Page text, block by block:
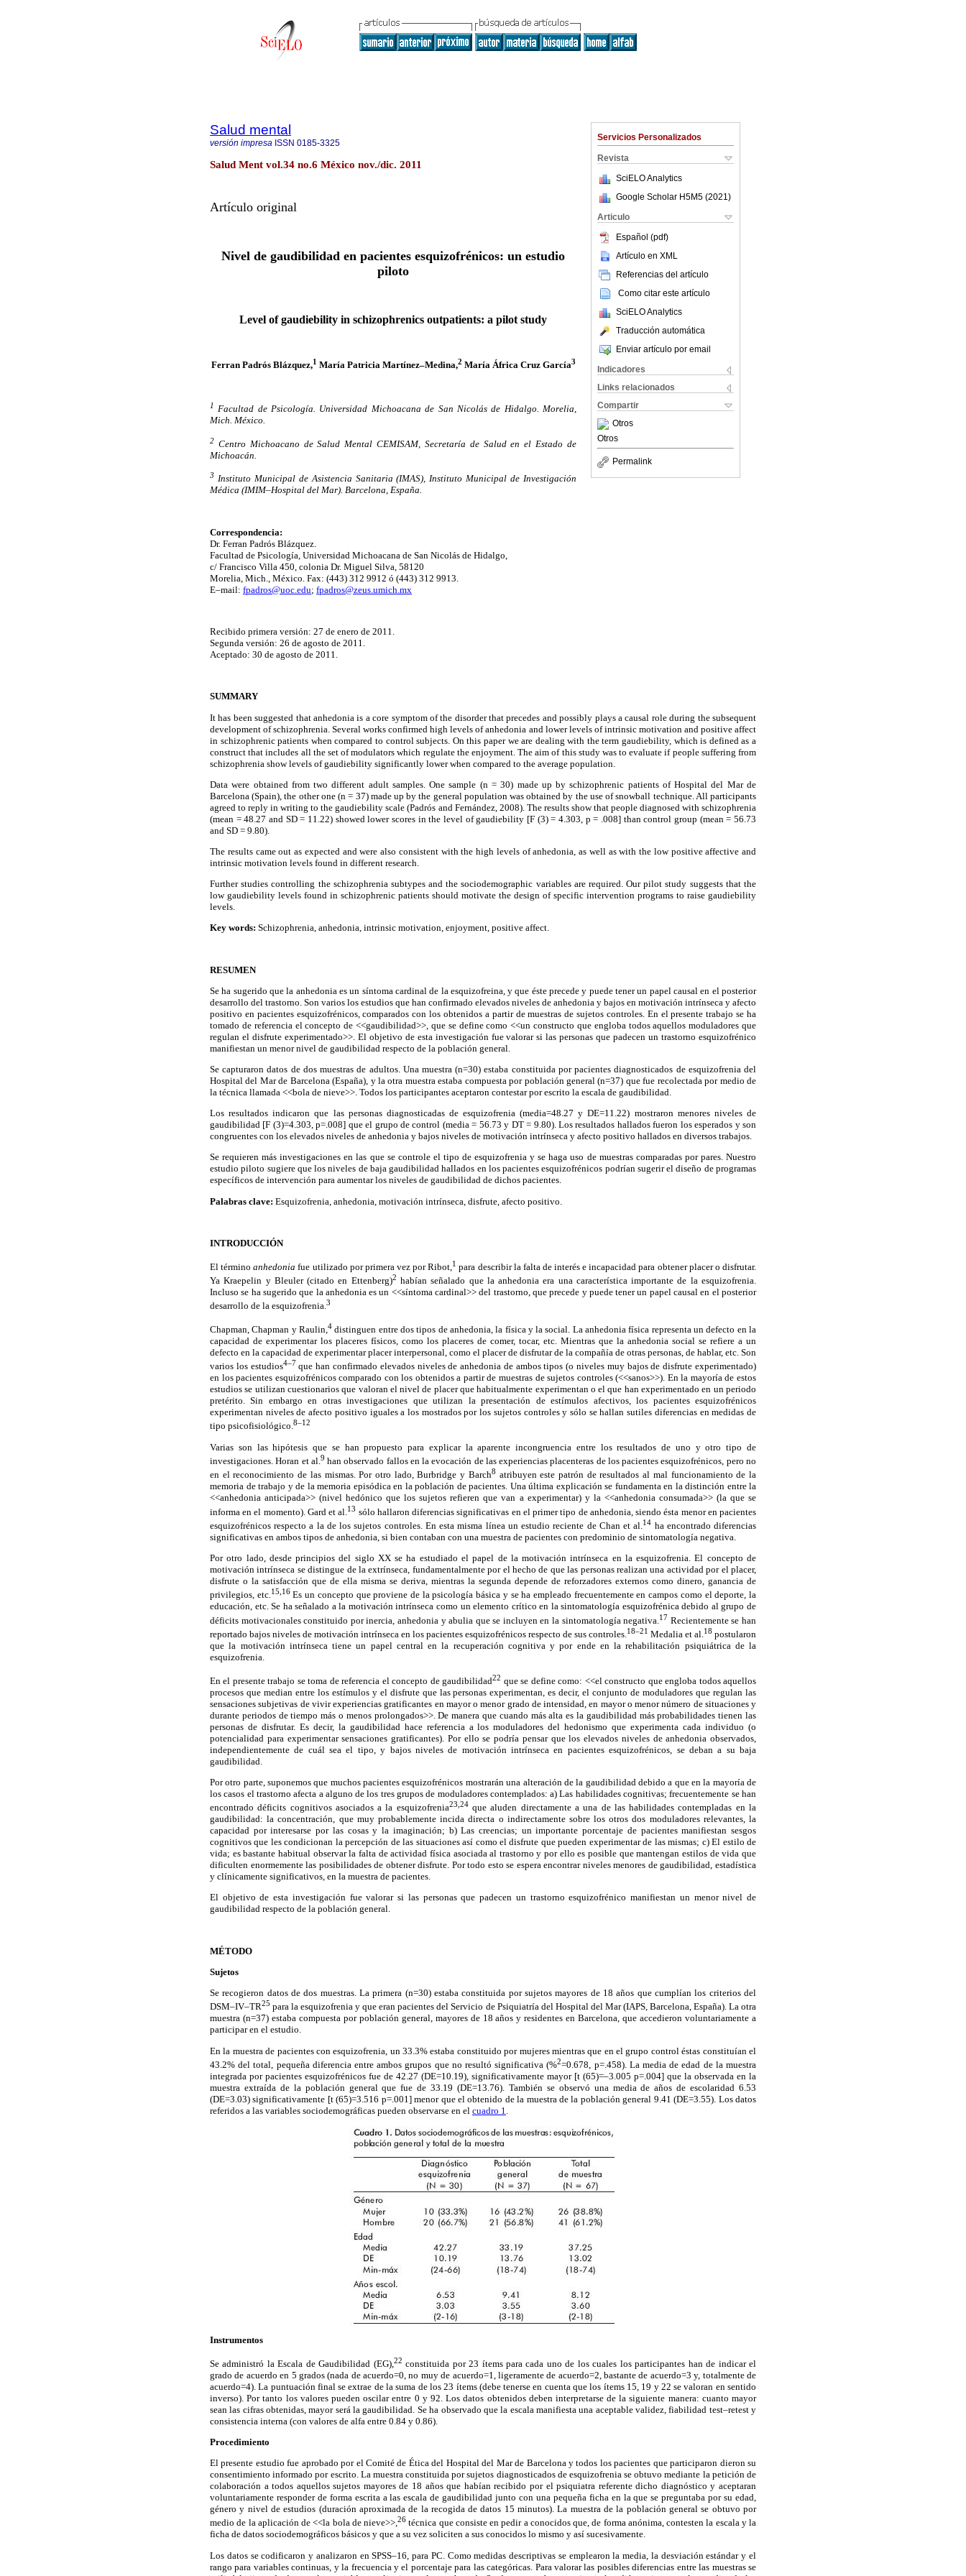
Servicios Personalizados
Revista
SciELO Analytics
Google Scholar H5M5 (2021 )
Articulo
Español (pdf)
Artículo en XML
Referencias del artículo
Como citar este artículo
SciELO Analytics
Traducción automática
Enviar artículo por email
Indicadores
Links relacionados
Compartir
Otros
Otros
Permalink
Salud mental
versión impresa ISSN 0185-3325
Salud Ment vol.34 no.6 México nov./dic. 2011
Artículo original
Nivel de gaudibilidad en pacientes esquizofrénicos: un estudio
piloto
Level of gaudiebility in schizophrenics outpatients: a pilot study
Ferran Padrós Blázquez,1 María Patricia Martínez–Medina,2 María África Cruz García3
1 Facultad de Psicología. Universidad Michoacana de San Nicolás de Hidalgo. Morelia,
Mich. México.
2 Centro Michoacano de Salud Mental CEMISAM, Secretaría de Salud en el Estado de
Michoacán.
3 Instituto Municipal de Asistencia Sanitaria (IMAS), Instituto Municipal de Investigación
Médica (IMIM–Hospital del Mar). Barcelona, España.
Correspondencia:
Dr. Ferran Padrós Blázquez.
Facultad de Psicología, Universidad Michoacana de San Nicolás de Hidalgo,
c/ Francisco Villa 450, colonia Dr. Miguel Silva, 58120
Morelia, Mich., México. Fax: (443) 312 9912 ó (443) 312 9913.
E–mail: fpadros@uoc.edu; fpadros@zeus.umich.mx
Recibido primera versión: 27 de enero de 2011.
Segunda versión: 26 de agosto de 2011.
Aceptado: 30 de agosto de 2011.
SUMMARY
It has been suggested that anhedonia is a core symptom of the disorder that precedes and possibly plays a causal role during the subsequent
development of schizophrenia. Several works confirmed high levels of anhedonia and lower levels of intrinsic motivation and positive affect
in schizophrenic patients when compared to control subjects. On this paper we are dealing with the term gaudiebility, which is defined as a
construct that includes all the set of modulators which regulate the enjoyment. The aim of this study was to evaluate if people suffering from
schizophrenia show levels of gaudiebility significantly lower when compared to the average population.
Data were obtained from two different adult samples. One sample (n = 30) made up by schizophrenic patients of Hospital del Mar de
Barcelona (Spain), the other one (n = 37) made up by the general population was obtained by the use of snowball technique. All participants
agreed to reply in writing to the gaudiebility scale (Padrós and Fernández, 2008). The results show that people diagnosed with schizophrenia
(mean = 48.27 and SD = 11.22) showed lower scores in the level of gaudiebility [F (3) = 4.303, p = .008] than control group (mean = 56.73
and SD = 9.80).
The results came out as expected and were also consistent with the high levels of anhedonia, as well as with the low positive affective and
intrinsic motivation levels found in different research.
Further studies controlling the schizophrenia subtypes and the sociodemographic variables are required. Our pilot study suggests that the
low gaudiebility levels found in schizophrenic patients should motivate the design of specific intervention programs to raise gaudiebility
levels.
Key words: Schizophrenia, anhedonia, intrinsic motivation, enjoyment, positive affect.
RESUMEN
Se ha sugerido que la anhedonia es un síntoma cardinal de la esquizofreina, y que éste precede y puede tener un papel causal en el posterior
desarrollo del trastorno. Son varios los estudios que han confirmado elevados niveles de anhedonia y bajos en motivación intrínseca y afecto
positivo en pacientes esquizofrénicos, comparados con los obtenidos a partir de muestras de sujetos controles. En el presente trabajo se ha
tomado de referencia el concepto de <<gaudibilidad>>, que se define como <<un constructo que engloba todos aquellos moduladores que
regulan el disfrute experimentado>>. El objetivo de esta investigación fue valorar si las personas que padecen un trastorno esquizofrénico
manifiestan un menor nivel de gaudibilidad respecto de la población general.
Se capturaron datos de dos muestras de adultos. Una muestra (n=30) estaba constituida por pacientes diagnosticados de esquizofrenia del
Hospital del Mar de Barcelona (España), y la otra muestra estaba compuesta por población general (n=37) que fue recolectada por medio de
la técnica llamada <<bola de nieve>>. Todos los participantes aceptaron contestar por escrito la escala de gaudibilidad.
Los resultados indicaron que las personas diagnosticadas de esquizofrenia (media=48.27 y DE=11.22) mostraron menores niveles de
gaudibilidad [F (3)=4.303, p=.008] que el grupo de control (media = 56.73 y DT = 9.80). Los resultados hallados fueron los esperados y son
congruentes con los elevados niveles de anhedonia y bajos niveles de motivación intrínseca y afecto positivo hallados en diversos trabajos.
Se requieren más investigaciones en las que se controle el tipo de esquizofrenia y se haga uso de muestras comparadas por pares. Nuestro
estudio piloto sugiere que los niveles de baja gaudibilidad hallados en los pacientes esquizofrénicos podrían sugerir el diseño de programas
específicos de intervención para aumentar los niveles de gaudibilidad de dichos pacientes.
Palabras clave: Esquizofrenia, anhedonia, motivación intrínseca, disfrute, afecto positivo.
INTRODUCCIÓN
El términoanhedoniafue utilizado por primera vez por Ribot, 1 para describir la falta de interés e incapacidad para obtener placer o disfrutar.
Ya Kraepelin y Bleuler (citado en Ettenberg)2 habían señalado que la anhedonia era una característica importante de la esquizofrenia.
Incluso se ha sugerido que la anhedonia es un <<síntoma cardinal>> del trastorno, que precede y puede tener un papel causal en el posterior
desarrollo de la esquizofrenia.3
Chapman, Chapman y Raulin, 4distinguen entre dos tipos de anhedonia, la física y la social. La anhedonia física representa un defecto en la
capacidad de experimentar los placeres físicos, como los placeres de comer, tocar, etc. Mientras que la anhedonia social se refiere a un
defecto en la capacidad de experimentar placer interpersonal, como el placer de disfrutar de la compañía de otras personas, de hablar, etc. Son
varios los estudios4–7 que han confirmado elevados niveles de anhedonia de ambos tipos (o niveles muy bajos de disfrute experimentado)
en los pacientes esquizofrénicos comparado con los obtenidos a partir de muestras de sujetos controles (<<sanos>>). En la mayoría de estos
estudios se utilizan cuestionarios que valoran el nivel de placer que habitualmente experimentan o el que han experimentado en un periodo
pretérito. Sin embargo en otras investigaciones que utilizan la presentación de estímulos afectivos, los pacientes esquizofrénicos
experimentan niveles de afecto positivo iguales a los mostrados por los sujetos controles y sólo se hallan sutiles diferencias en medidas de
tipo psicofisiológico.8–12
Varias son las hipótesis que se han propuesto para explicar la aparente incongruencia entre los resultados de uno y otro tipo de
investigaciones. Horan et al. 9 han observado fallos en la evocación de las experiencias placenteras de los pacientes esquizofrénicos, pero no
en el reconocimiento de las mismas. Por otro lado, Burbridge y Barch8 atribuyen este patrón de resultados al mal funcionamiento de la
memoria de trabajo y de la memoria episódica en la población de pacientes. Una última explicación se fundamenta en la distinción entre la
<<anhedonia anticipada>> (nivel hedónico que los sujetos refieren que van a experimentar) y la <<anhedonia consumada>> (la que se
informa en el momento). Gard et al. 13 sólo hallaron diferencias significativas en el primer tipo de anhedonia, siendo ésta menor en pacientes
esquizofrénicos respecto a la de los sujetos controles. En esta misma línea un estudio reciente de Chan et al. 14 ha encontrado diferencias
significativas en ambos tipos de anhedonia, si bien contaban con una muestra de pacientes con predominio de sintomatología negativa.
Por otro lado, desde principios del siglo XX se ha estudiado el papel de la motivación intrínseca en la esquizofrenia. El concepto de
motivación intrínseca se distingue de la extrínseca, fundamentalmente por el hecho de que las personas realizan una actividad por el placer,
disfrute o la satisfacción que de ella misma se deriva, mientras la segunda depende de reforzadores externos como dinero, ganancia de
privilegios, etc.15,16Es un concepto que proviene de la psicología básica y se ha empleado frecuentemente en campos como el deporte, la
educación, etc. Se ha señalado a la motivación intrínseca como un elemento crítico en la sintomatología esquizofrénica debido al grupo de
déficits motivacionales constituido por inercia, anhedonia y abulia que se incluyen en la sintomatología negativa. 17 Recientemente se han
reportado bajos niveles de motivación intrínseca en los pacientes esquizofrénicos respecto de sus controles.18–21 Medalia et al.18 postularon
que la motivación intrínseca tiene un papel central en la recuperación cognitiva y por ende en la rehabilitación psiquiátrica de la
esquizofrenia.
En el presente trabajo se toma de referencia el concepto de gaudibilidad22 que se define como: <<el constructo que engloba todos aquellos
procesos que median entre los estímulos y el disfrute que las personas experimentan, es decir, el conjunto de moduladores que regulan las
sensaciones subjetivas de vivir experiencias gratificantes en mayor o menor grado de intensidad, en mayor o menor número de situaciones y
durante periodos de tiempo más o menos prolongados>>. De manera que cuando más alta es la gaudibilidad más probabilidades tienen las
personas de disfrutar. Es decir, la gaudibilidad hace referencia a los moduladores del hedonismo que experimenta cada individuo (o
potencialidad para experimentar sensaciones gratificantes). Por ello se podría pensar que los elevados niveles de anhedonia observados,
independientemente de cuál sea el tipo, y bajos niveles de motivación intrínseca en pacientes esquizofrénicos, se deban a su baja
gaudibilidad.
Por otro parte, suponemos que muchos pacientes esquizofrénicos mostrarán una alteración de la gaudibilidad debido a que en la mayoría de
los casos el trastorno afecta a alguno de los tres grupos de moduladores contemplados: a) Las habilidades cognitivas; frecuentemente se han
encontrado déficits cognitivos asociados a la esquizofrenia23,24que aluden directamente a una de las habilidades contempladas en la
gaudibilidad: la concentración, que muy probablemente incida directa o indirectamente sobre los otros dos moduladores relevantes, la
capacidad por interesarse por las cosas y la imaginación; b) Las creencias; un importante porcentaje de pacientes manifiestan sesgos
cognitivos que les condicionan la percepción de las situaciones así como el disfrute que pueden experimentar de las mismas; c) El estilo de
vida; es bastante habitual observar la falta de actividad física asociada al trastorno y por ello es posible que mantengan estilos de vida que
dificulten enormemente las posibilidades de obtener disfrute. Por todo esto se espera encontrar niveles menores de gaudibilidad, estadística
y clínicamente significativos, en la muestra de pacientes.
El objetivo de esta investigación fue valorar si las personas que padecen un trastorno esquizofrénico manifiestan un menor nivel de
gaudibilidad respecto de la población general.
MÉTODO
Sujetos
Se recogieron datos de dos muestras. La primera (n=30) estaba constituida por sujetos mayores de 18 años que cumplían los criterios del
DSM–IV–TR25 para la esquizofrenia y que eran pacientes del Servicio de Psiquiatría del Hospital del Mar (IAPS, Barcelona, España). La otra
muestra (n=37) estaba compuesta por población general, mayores de 18 años y residentes en Barcelona, que accedieron voluntariamente a
participar en el estudio.
En la muestra de pacientes con esquizofrenia, un 33.3% estaba constituido por mujeres mientras que en el grupo control éstas constituían el
43.2% del total, pequeña diferencia entre ambos grupos que no resultó significativa (%2=0.678, p=.458). La media de edad de la muestra
integrada por pacientes esquizofrénicos fue de 42.27 (DE=10.19), significativamente mayor [t (65)=–3.005 p=.004] que la observada en la
muestra extraída de la población general que fue de 33.19 (DE=13.76). También se observó una media de años de escolaridad 6.53
(DE=3.03) significativamente [t (65)=3.516 p=.001] menor que el obtenido de la muestra de la población general 9.41 (DE=3.55). Los datos
referidos a las variables sociodemográficas pueden observarse en el cuadro 1
Instrumentos
Se administró la Escala de Gaudibilidad (EG), 22 constituida por 23 ítems para cada uno de los cuales los participantes han de indicar el
grado de acuerdo en 5 grados (nada de acuerdo=0, no muy de acuerdo=1, ligeramente de acuerdo=2, bastante de acuerdo=3 y, totalmente de
acuerdo=4). La puntuación final se extrae de la suma de los 23 ítems (debe tenerse en cuenta que los ítems 15, 19 y 22 se valoran en sentido
inverso). Por tanto los valores pueden oscilar entre 0 y 92. Los datos obtenidos deben interpretarse de la siguiente manera: cuanto mayor
sean las cifras obtenidas, mayor será la gaudibilidad. Se ha observado que la escala manifiesta una aceptable validez, fiabilidad test–retest y
consistencia interna (con valores de alfa entre 0.84 y 0.86).
Procedimiento
El presente estudio fue aprobado por el Comité de Ética del Hospital del Mar de Barcelona y todos los pacientes que participaron dieron su
consentimiento informado por escrito. La muestra constituida por sujetos diagnosticados de esquizofrenia se obtuvo mediante la petición de
colaboración a todos aquellos sujetos mayores de 18 años que habían recibido por el psiquiatra referente dicho diagnóstico y aceptaran
voluntariamente responder de forma escrita a las escala de gaudibilidad junto con una pequeña ficha en la que se preguntaba por su edad,
género y nivel de estudios (duración aproximada de la recogida de datos 15 minutos). La muestra de la población general se obtuvo por
medio de la aplicación de <<la bola de nieve>>,26 técnica que consiste en pedir a conocidos que, de forma anónima, contesten la escala y la
ficha de datos sociodemográficos básicos y que a su vez soliciten a sus conocidos lo mismo y así sucesivamente.
Los datos se codificaron y analizaron en SPSS–16, para PC. Como medidas descriptivas se emplearon la media, la desviación estándar y el
rango para variables continuas, y la frecuencia y el porcentaje para las categóricas. Para valorar las posibles diferencias entre las muestras se